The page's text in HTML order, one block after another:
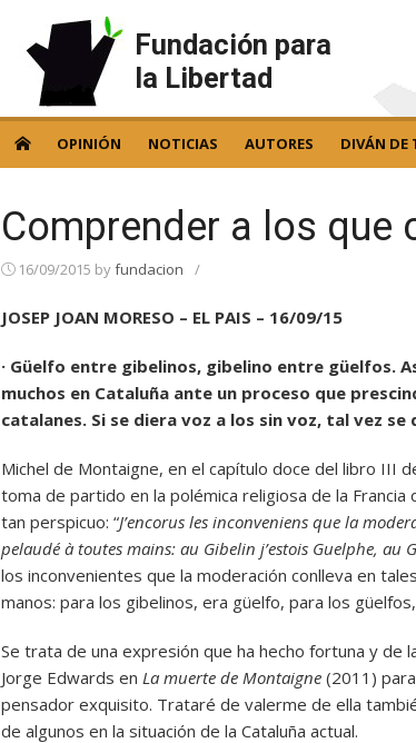
Fundación para
la Libertad
OPINIÓN NOTICIAS AUTORES DIVÁN DE
Comprender a los que
16/09/2015 byfundacion /
JOSEP JOAN MORESO – EL PAIS – 16/09/15
· Güelfo entre gibelinos, gibelino entre güelfos.
muchos en Cataluña ante un proceso que
catalanes. Si se diera voz a los sin voz, tal vez
Michel de Montaigne, en el capítulo doce del libro III
toma de partido en la polémica religiosa de la
tan perspicuo: “J’encorus les inconveniens que la
pelaudé à toutes mains: au Gibelin j’estois Guelphe, au
los inconvenientes que la moderación conlleva en
manos: para los gibelinos, era güelfo, para los güelfos,
Se trata de una expresión que ha hecho fortuna y de
Jorge Edwards en La muerte de Montaigne (2011)
pensador exquisito. Trataré de valerme de ella
de algunos en la situación de la Cataluña actual.